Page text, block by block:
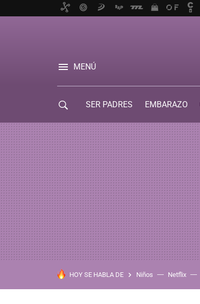
MENÚ
SER PADRES EMBARAZO
HOY SE HABLA DE Niños Netflix